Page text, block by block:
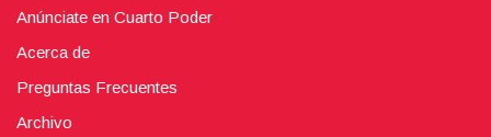
Anúnciate en Cuarto Poder
Acerca de
Preguntas Frecuentes
Archivo